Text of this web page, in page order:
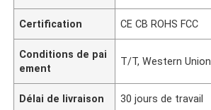
Certification CE CB ROHS FCC
Conditions de pai
ement
T/T, Western Union
Délai de livraison 30 jours de travail